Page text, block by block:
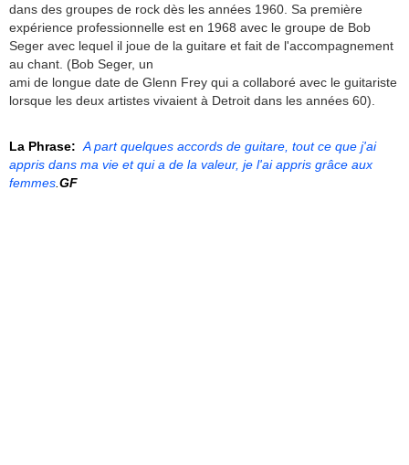
dans des groupes de rock dès les années 1960. Sa première
expérience professionnelle est en 1968 avec le groupe de Bob
Seger avec lequel il joue de la guitare et fait de l'accompagnement
au chant. (Bob Seger, un
ami de longue date de Glenn Frey qui a collaboré avec le guitariste
lorsque les deux artistes vivaient à Detroit dans les années 60).
La Phrase: A part quelques accords de guitare, tout ce que j'ai
appris dans ma vie et qui a de la valeur, je l'ai appris grâce aux
femmes GF